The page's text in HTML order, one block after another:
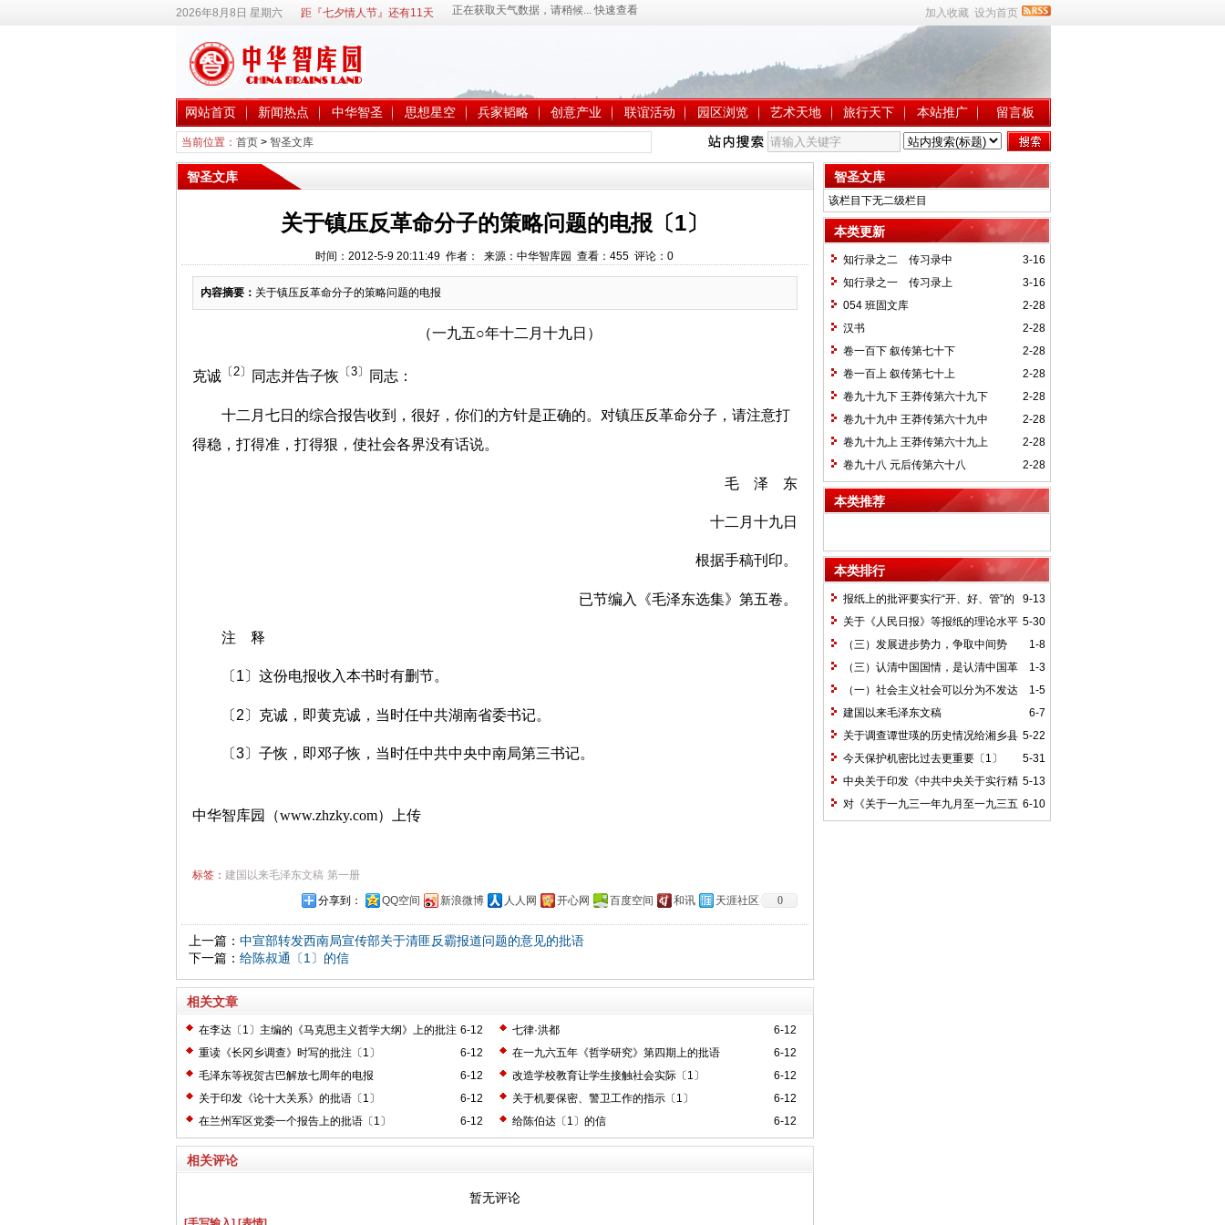
2026年8月8日 星期六 距『七夕情人节』还有11天 加入收藏 设为首页
网站首页 新闻热点 中华智圣 思想星空 兵家韬略 创意产业 联谊活动 园区浏览 艺术天地 旅行天下 本站推广 留言板
当前位置： 首页> 智圣文库
智圣文库
关于镇压反革命分子的策略问题的电报〔1〕
时间：2012-5-9 20:11:49 作者： 来源：中华智库园 查看： 455 评论： 0
内容摘要： 关于镇压反革命分子的策略问题的电报
（一九五○年十二月十九日）
克诚 〔2〕 同志并告子恢 〔3〕 同志：
十二月七日的综合报告收到，很好，你们的方针是正确的。对镇压反革命分子，请注意打
得稳，打得准，打得狠，使社会各界没有话说。
毛 泽 东
十二月十九日
根据手稿刊印。
已节编入《毛泽东选集》第五卷。
注 释
〔1〕这份电报收入本书时有删节。
〔2〕克诚，即黄克诚，当时任中共湖南省委书记。
〔3〕子恢，即邓子恢，当时任中共中央中南局第三书记。
中华智库园（www.zhzky.com）上传
标签： 建国以来毛泽东文稿 第一册
分享到：
QQ空间 新浪微博 人人网 开心网 百度空间 和讯 天涯社区 0
上一篇： 中宣部转发西南局宣传部关于清匪反霸报道问题的意见的批语
下一篇： 给陈叔通〔1〕的信
相关文章
6-12
在李达〔1〕主编的《马克思主义哲学大纲》上的批注
〔2〕
6-12
七律·洪都
6-12
重读《长冈乡调查》时写的批注〔1〕 6-12
在一九六五年《哲学研究》第四期上的批语
6-12
毛泽东等祝贺古巴解放七周年的电报 6-12
改造学校教育让学生接触社会实际〔1〕
6-12
关于印发《论十大关系》的批语〔1〕 6-12
关于机要保密、警卫工作的指示〔1〕
6-12
在兰州军区党委一个报告上的批语〔1〕 6-12
给陈伯达〔1〕的信
相关评论
暂无评论
智圣文库
该栏目下无二级栏目
本类更新
3-16
知行录之二 传习录中
3-16
知行录之一 传习录上
2-28
054 班固文库
2-28
汉书
2-28
卷一百下 叙传第七十下
2-28
卷一百上 叙传第七十上
2-28
卷九十九下 王莽传第六十九下
2-28
卷九十九中 王莽传第六十九中
2-28
卷九十九上 王莽传第六十九上
2-28
卷九十八 元后传第六十八
本类推荐
本类排行
9-13
报纸上的批评要实行“开、好、管”的
方针*
5-30
关于《人民日报》等报纸的理论水平
的批语〔1〕
1-8
（三）发展进步势力，争取中间势
力，孤立顽固势力
1-3
（三）认清中国国情，是认清中国革
命一切问题的基本依据
1-5
（一）社会主义社会可以分为不发达
和比较发达两个阶段
6-7
建国以来毛泽东文稿
5-22
关于调查谭世瑛的历史情况给湘乡县
委的信和给谭世瑛的复信
5-31
今天保护机密比过去更重要〔1〕
5-13
中央关于印发《中共中央关于实行精
兵简政、增产节约、反对贪污、反对浪费
和反对官僚主义的决定》的通知和毛泽东
6-10
对《关于一九三一年九月至一九三五